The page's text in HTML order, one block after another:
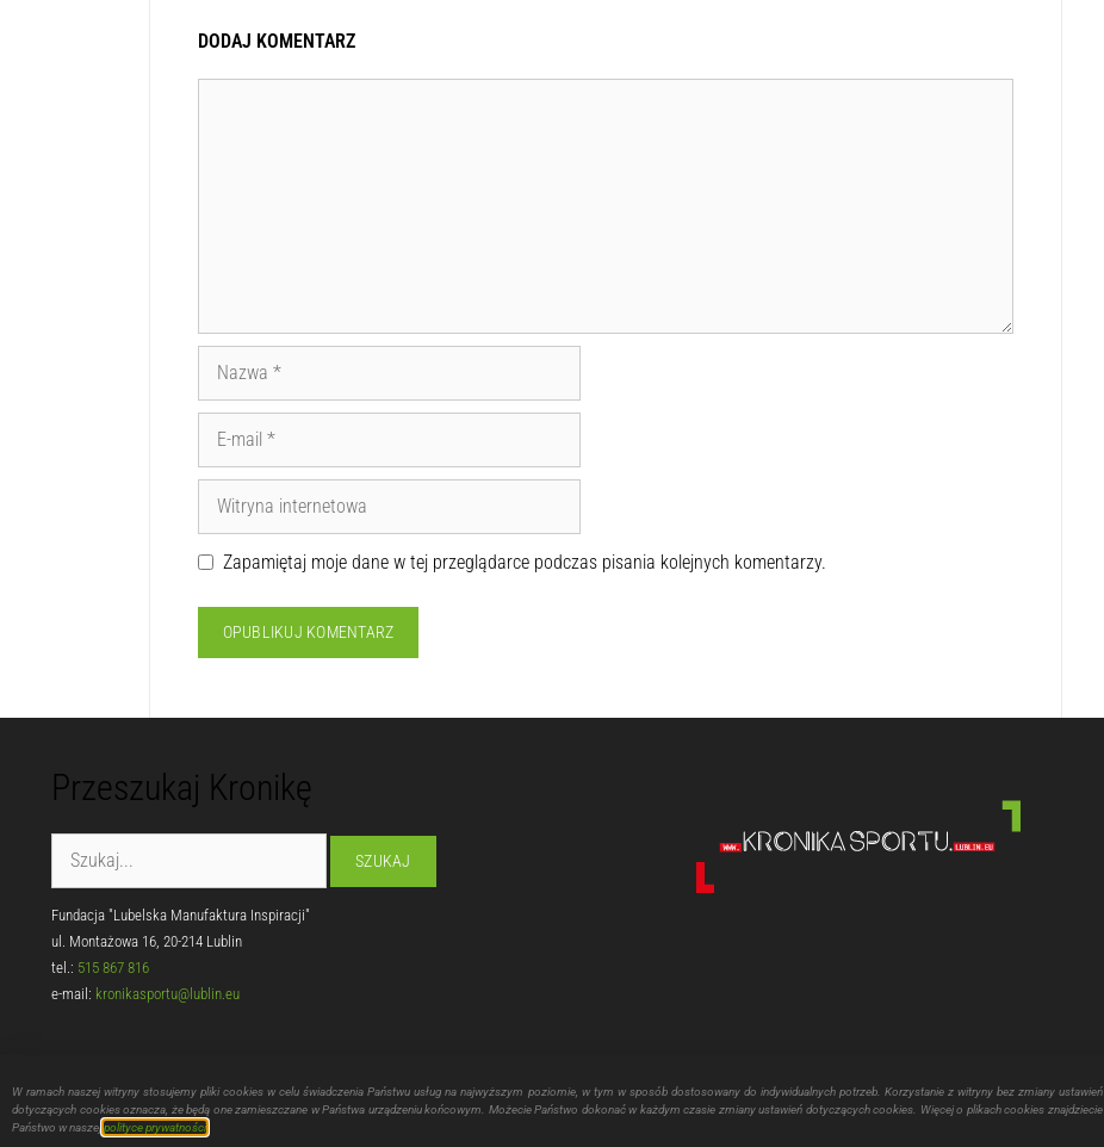
DODAJ KOMENTARZ
Zapamiętaj moje dane w tej przeglądarce podczas pisania kolejnych komentarzy.
Przeszukaj Kronikę
Fundacja "Lubelska Manufaktura Inspiracji"
ul. Montażowa 16, 20-214 Lublin
tel.: 515 867 816
e-mail: kronikasportu@lublin.eu
Zadanie w zakresie wspierania i upowszechniania kultury fizycznej realizowane jest przy pomocy finansowej Miasta Lublin
W ramach naszej witryny stosujemy pliki cookies w celu świadczenia Państwu usług na najwyższym poziomie, w tym w sposób dostosowany do indywidualnych potrzeb. Korzystanie z witryny bez zmiany ustawień
dotyczących cookies oznacza, że będą one zamieszczane w Państwa urządzeniu końcowym. Możecie Państwo dokonać w każdym czasie zmiany ustawień dotyczących cookies. Więcej o plikach cookies znajdziecie
Państwo w naszej polityce prywatności